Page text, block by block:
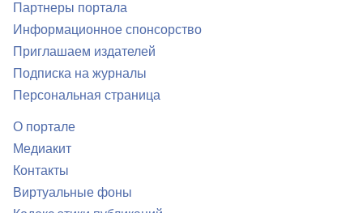
Партнеры портала
Информационное спонсорство
Приглашаем издателей
Подписка на журналы
Персональная страница
О портале
Медиакит
Контакты
Виртуальные фоны